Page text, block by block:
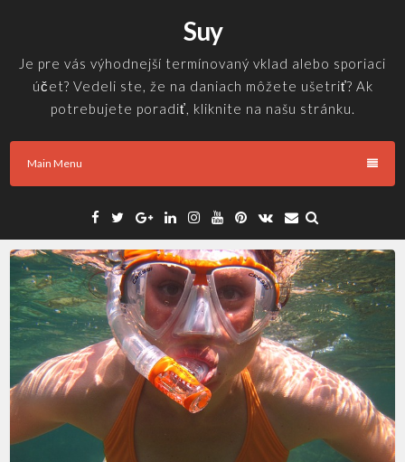
content
Suy
Je pre vás výhodnejší termínovaný vklad alebo sporiaci
účet? Vedeli ste, že na daniach môžete ušetriť? Ak
potrebujete poradiť, kliknite na našu stránku.
Main Menu
Facebook
TwitterGoogleLinkedinInstagramYouTube
Pinterest
VK Email